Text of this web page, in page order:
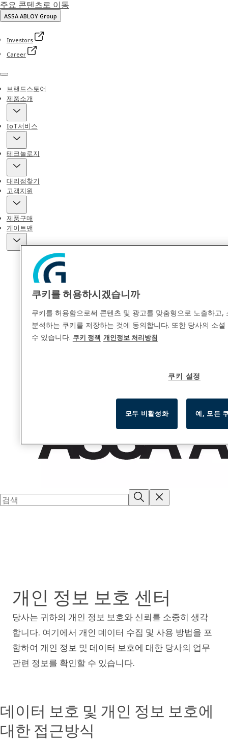
주요 콘텐츠로 이동
ASSA ABLOY Group
Investors
Career
Menu
브랜드스토어
제품소개
IoT서비스
테크놀로지
대리점찾기
고객지원
제품구매
게이트맨
개인 정보 보호 센터
당사는 귀하의 개인 정보 보호와 신뢰를 소중히 생각
합니다. 여기에서 개인 데이터 수집 및 사용 방법을 포
함하여 개인 정보 및 데이터 보호에 대한 당사의 업무
관련 정보를 확인할 수 있습니다.
데이터 보호 및 개인 정보 보호에
대한 접근방식
쿠키를 허용하시겠습니까
쿠키를 허용함으로써 콘텐츠 및 광고를 맞춤형으로 노출하고
분석하는 쿠키를 저장하는 것에 동의합니다. 또한 당사의 소
수 있습니다. 쿠키 정책 개인정보 처리방침
쿠키 설정
모두 비활성화 예, 모든